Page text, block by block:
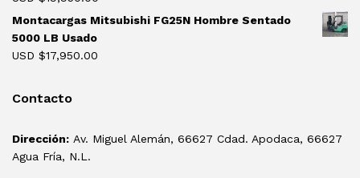
Montacargas Mitsubishi FG25N Hombre Sentado
5000 LB Usado
USD $17,950.00
Contacto
Dirección: Av. Miguel Alemán, 66627 Cdad. Apodaca, 66627
Agua Fría, N.L.